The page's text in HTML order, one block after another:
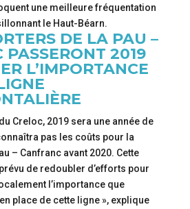
une meilleure fréquentation
le Haut-Béarn.
DE LA PAU –
PASSERONT 2019
L’IMPORTANCE
Creloc, 2019 sera une année de
pas les coûts pour la
– Canfranc avant 2020. Cette
de redoubler d’efforts pour
l’importance que
place de cette ligne », explique